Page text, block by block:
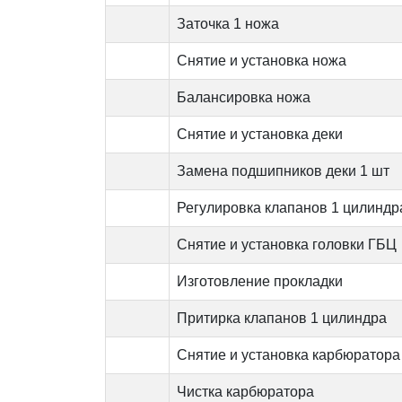
Заточка 1 ножа
Снятие и установка ножа
Балансировка ножа
Снятие и установка деки
Замена подшипников деки 1 шт
Регулировка клапанов 1
Снятие и установка головки ГБЦ
Изготовление прокладки
Притирка клапанов 1 цилиндра
Снятие и установка карбюратора
Чистка карбюратора